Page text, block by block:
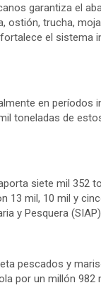
garantiza el
trucha,
el sistema
en períodos
toneladas de
siete mil 352
13 mil, 10 mil y
y Pesquera (SIAP).
pescados y
por un millón 982